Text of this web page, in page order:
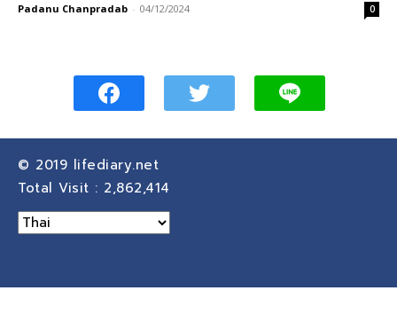
Padanu Chanpradab - 04/12/2024 0
© 2019 lifediary.net
Total Visit : 2,862,414